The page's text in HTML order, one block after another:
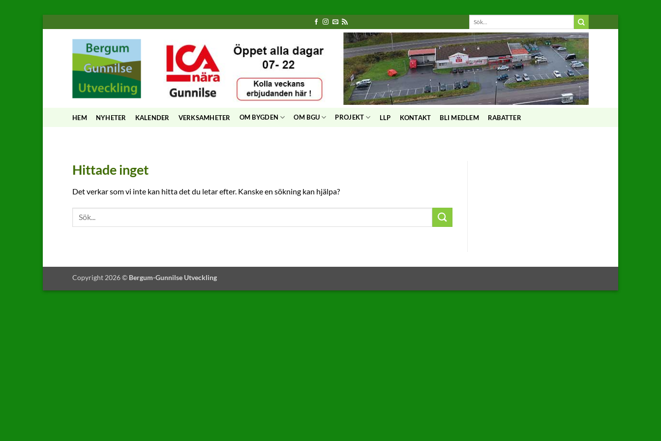
HEM NYHETER KALENDER VERKSAMHETER OM BYGDEN OM BGU PROJEKT LLP KONTAKT BLI MEDLEM RABATTER
Hittade inget
Det verkar som vi inte kan hitta det du letar efter. Kanske en sökning kan hjälpa?
Copyright 2026 © Bergum-Gunnilse Utveckling